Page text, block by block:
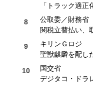
「トラック適
公取委／財務省
関税立替払い、
キリンＧロジ
聖獣麒麟を配し
国交省
デジタコ・ドラ